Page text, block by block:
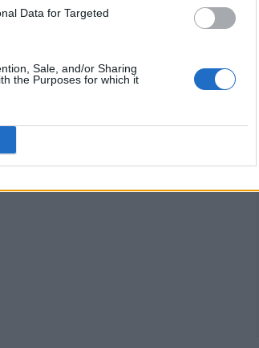
Data for Targeted
Sale, and/or Sharing
the Purposes for which it